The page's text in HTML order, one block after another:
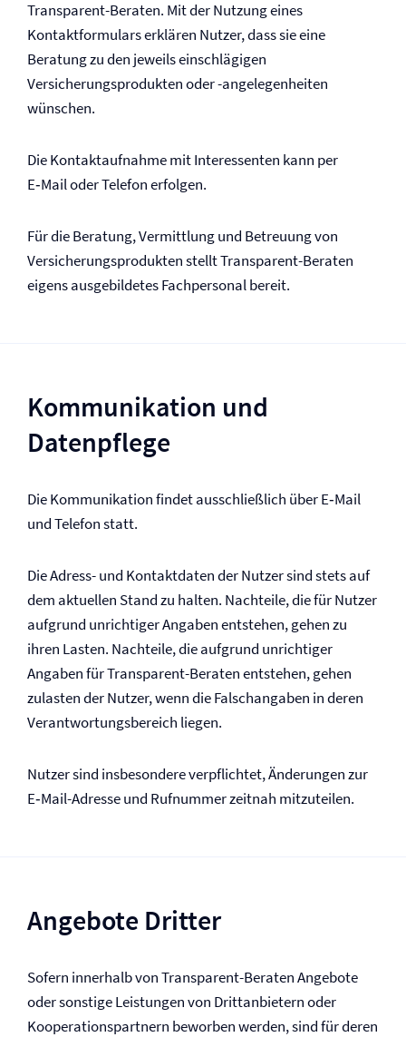
Transparent-Beraten. Mit der Nutzung eines
Kontaktformulars erklären Nutzer, dass sie eine
Beratung zu den jeweils einschlägigen
Versicherungsprodukten oder -angelegenheiten
wünschen.
Die Kontaktaufnahme mit Interessenten kann per
E‑Mail oder Telefon erfolgen.
Für die Beratung, Vermittlung und Betreuung von
Versicherungsprodukten stellt Transparent-Beraten
eigens ausgebildetes Fachpersonal bereit.
Kommunikation und
Datenpflege
Die Kommunikation findet ausschließlich über E‑Mail
und Telefon statt.
Die Adress- und Kontaktdaten der Nutzer sind stets auf
dem aktuellen Stand zu halten. Nachteile, die für Nutzer
aufgrund unrichtiger Angaben entstehen, gehen zu
ihren Lasten. Nachteile, die aufgrund unrichtiger
Angaben für Transparent-Beraten entstehen, gehen
zulasten der Nutzer, wenn die Falschangaben in deren
Verantwortungsbereich liegen.
Nutzer sind insbesondere verpflichtet, Änderungen zur
E‑Mail-Adresse und Rufnummer zeitnah mitzuteilen.
Angebote Dritter
Sofern innerhalb von Transparent-Beraten Angebote
oder sonstige Leistungen von Drittanbietern oder
Kooperationspartnern beworben werden, sind für deren